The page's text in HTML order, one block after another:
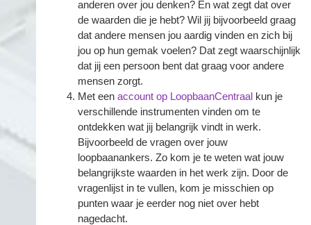
anderen over jou denken? En wat zegt dat over
de waarden die je hebt? Wil jij bijvoorbeeld graag
dat andere mensen jou aardig vinden en zich bij
jou op hun gemak voelen? Dat zegt waarschijnlijk
dat jij een persoon bent dat graag voor andere
mensen zorgt.
Met een account op LoopbaanCentraal kun je
verschillende instrumenten vinden om te
ontdekken wat jij belangrijk vindt in werk.
Bijvoorbeeld de vragen over jouw
loopbaanankers. Zo kom je te weten wat jouw
belangrijkste waarden in het werk zijn. Door de
vragenlijst in te vullen, kom je misschien op
punten waar je eerder nog niet over hebt
nagedacht.